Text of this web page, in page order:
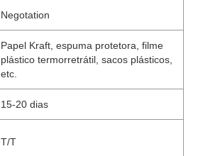
Negotation
Papel Kraft, espuma protetora, filme
plástico termorretrátil, sacos plásticos,
etc.
15-20 dias
T/T